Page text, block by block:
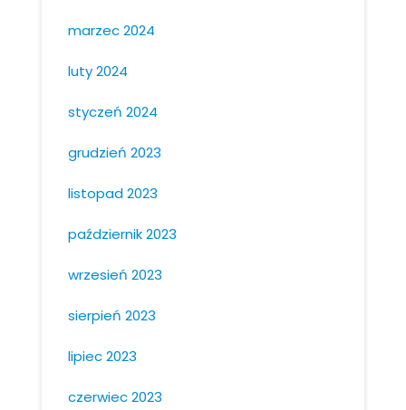
marzec 2024
luty 2024
styczeń 2024
grudzień 2023
listopad 2023
październik 2023
wrzesień 2023
sierpień 2023
lipiec 2023
czerwiec 2023